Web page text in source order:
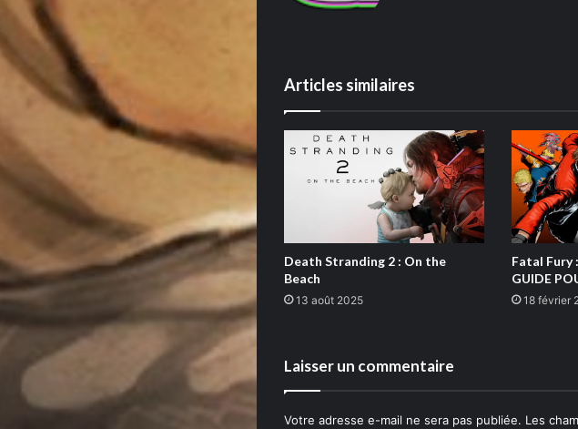
Articles similaires
Death Stranding 2 : On the
Beach
13 août 2025
Fatal Fury
GUIDE
18 février
Laisser un commentaire
Votre adresse e-mail ne sera pas publiée. Les